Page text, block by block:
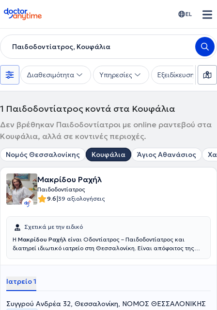
doctoranytime EL
Παιδοδοντίατρος, Κουφάλια
Διαθεσιμότητα Υπηρεσίες Εξειδίκευση
1 Παιδοδοντίατρος κοντά στα Κουφάλια
Δεν βρέθηκαν Παιδοδοντίατροι με online ραντεβού στα
Κουφάλια, αλλά σε κοντινές περιοχές.
Νομός Θεσσαλονίκης Κουφάλια Άγιος Αθανάσιος
Μακρίδου Ραχήλ
Παιδοδοντίατρος
9.6|39 αξιολογήσεις
Σχετικά με την ειδικό
Η Μακρίδου Ραχήλ είναι Οδοντίατρος – Παιδοδοντίατρος και
διατηρεί ιδιωτικό ιατρείο στη Θεσσαλονίκη. Είναι απόφοιτος της
Θεσσαλονίκης και έχει μετεκπαιδευθεί στην παιδοδοντιατρική στην
Leeds της Αγγλίας. Διαθέτει μακρόχρονη ακαδημαϊκή και
επαγγελματική εμπειρία στο χώρο και στο ιατρείο της καλύπτει τις
ανάγκες παιδιών και ενηλίκων.
Ιατρείο 1
Συγγρού Ανδρέα 32, Θεσσαλονίκη, ΝΟΜΟΣ ΘΕΣΣΑΛΟΝΙΚΗΣ